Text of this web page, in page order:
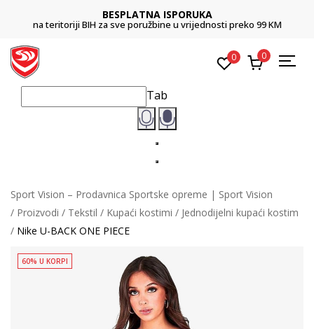
BESPLATNA ISPORUKA
na teritoriji BIH za sve poružbine u vrijednosti preko 99 KM
0 0
Tab
Sport Vision – Prodavnica Sportske opreme | Sport Vision
Proizvodi
Tekstil Kupaći kostimi
Jednodijelni kupaći kostim
Nike U-BACK ONE PIECE
60% U KORPI